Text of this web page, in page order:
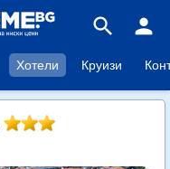
search person
Хотели Круизи